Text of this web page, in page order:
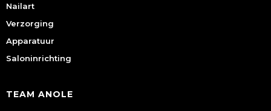
Nailart
Verzorging
Apparatuur
Saloninrichting
TEAM ANOLE